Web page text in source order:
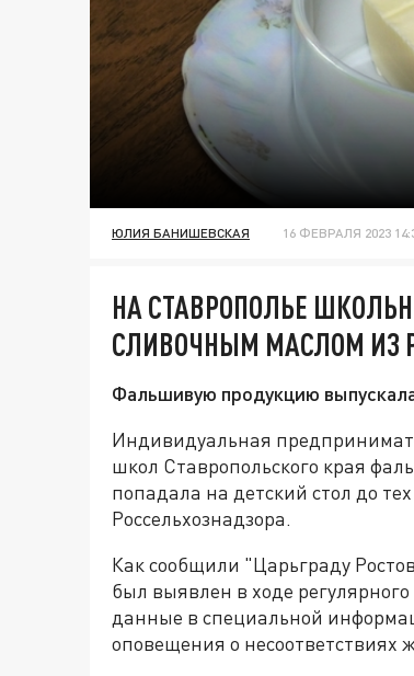
ЮЛИЯ БАНИШЕВСКАЯ 16 ФЕВРАЛЯ 2023
НА СТАВРОПОЛЬЕ
СЛИВОЧНЫМ МАСЛОМ ИЗ
Фальшивую продукцию
Индивидуальная
школ Ставропольского края
попадала на детский стол до
Россельхознадзора.
Как сообщили "Царьграду
был выявлен в ходе
данные в специальной
оповещения о несоответствиях